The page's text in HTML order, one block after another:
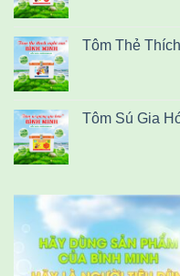
Tôm Thẻ
Tôm Sú Gia